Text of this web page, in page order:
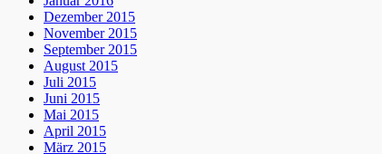
Dezember 2015
November 2015
September 2015
August 2015
Juli 2015
Juni 2015
Mai 2015
April 2015
März 2015